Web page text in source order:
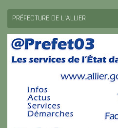
PRÉFECTURE DE L’ALLIER